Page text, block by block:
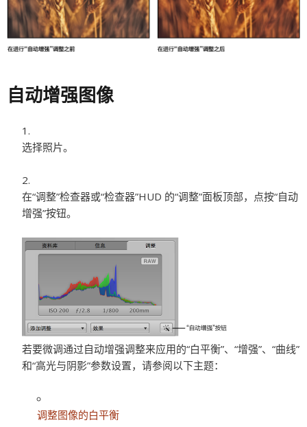
自动增强图像
选择照片。
在“调整”检查器或“检查器”HUD 的“调整”面板顶部，点按“自动
增强”按钮。
若要微调通过自动增强调整来应用的“白平衡”、“增强”、“曲线”
和“高光与阴影”参数设置，请参阅以下主题：
调整图像的白平衡